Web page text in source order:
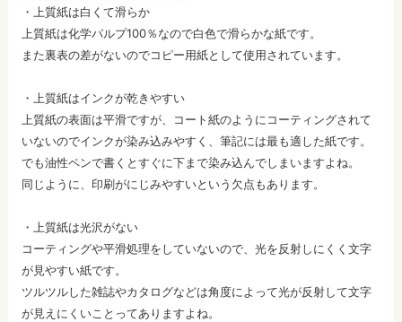
・
上質紙は白くて滑らか
上質紙は化学パルプ100％なので白色で滑らかな紙です。
また裏表の差がないのでコピー用紙として使用されています。
・
上質紙はインクが乾きやすい
上質紙の表面は平滑ですが、コート紙のようにコーティングされて
いないのでインクが染み込みやすく、筆記には最も適した紙です。
でも油性ペンで書くとすぐに下まで染み込んでしまいますよね。
同じように、印刷がにじみやすいという欠点もあります。
・
上質紙は光沢がない
コーティングや平滑処理をしていないので、光を反射しにくく文字
が見やすい紙です。
ツルツルした雑誌やカタログなどは角度によって光が反射して文字
が見えにくいことってありますよね。